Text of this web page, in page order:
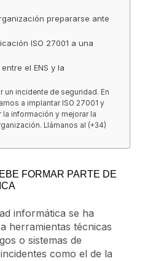
prepararse ante
ISO 27001 a una
el ENS y la
un incidente de seguridad. En
a implantar ISO 27001 y
la información y mejorar la
Llámanos al (+34)
FORMAR PARTE DE
informática se ha
herramientas técnicas
o sistemas de
como el de la